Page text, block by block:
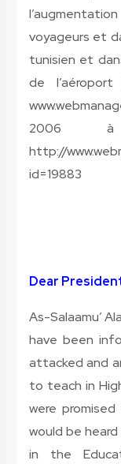
voyageurs et
tunisien et
de l’aéroport
2006 à
http://
id=19883
Dear
As-Salaamu’
have been
attacked and
to teach in
were
would be
in the